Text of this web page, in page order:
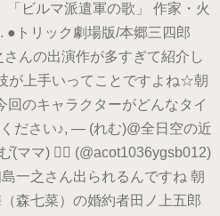
「ビルマ派遣軍の歌」 作家・火
●トリック劇場版/本郷三四郎
んの出演作が多すぎて紹介し
が上手いってことですよね☆朝
回のキャラクターがどんなタイ
ださい♪, — (れむ)@全日空の近
む꙼(ママ) ♥⃡ (@acot1036ygsb012)
一之さん出られるんですね 朝
森七菜）の婚約者田ノ上五郎